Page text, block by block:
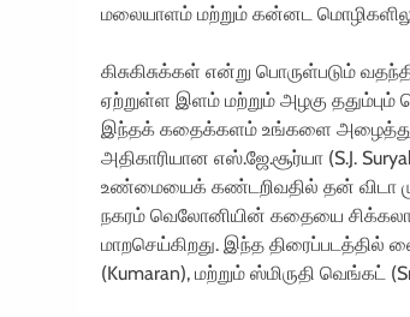
மலையாளம் மற்றும் கன்னட
கிசுகிசுக்கள் என்று பொருள்படும்
ஏற்றுள்ள இளம் மற்றும் அழகு ததும்பும்
இந்தக் கதைக்களம் உங்களை அழைத்துச்
அதிகாரியான எஸ்.ஜே.சூர்யா (S.J.
உண்மையைக் கண்டறிவதில் தன் விடா
நகரம் வெலோனியின் கதையை
மாறசெய்கிறது. இந்த திரைப்படத்தில்
(Kumaran), மற்றும் ஸ்மிருதி வெங்கட்